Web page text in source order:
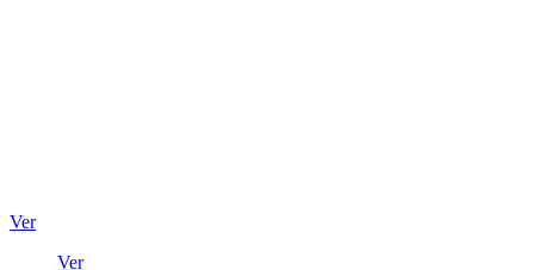
Ver
Ver